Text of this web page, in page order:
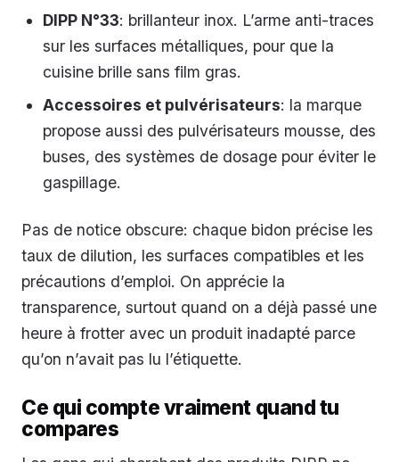
DIPP N°33: brillanteur inox. L’arme anti-traces
sur les surfaces métalliques, pour que la
cuisine brille sans film gras.
Accessoires et pulvérisateurs: la marque
propose aussi des pulvérisateurs mousse, des
buses, des systèmes de dosage pour éviter le
gaspillage.
Pas de notice obscure: chaque bidon précise les
taux de dilution, les surfaces compatibles et les
précautions d’emploi. On apprécie la
transparence, surtout quand on a déjà passé une
heure à frotter avec un produit inadapté parce
qu’on n’avait pas lu l’étiquette.
Ce qui compte vraiment quand tu
compares